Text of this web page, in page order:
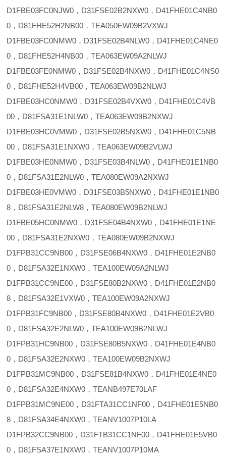
D1FBE03FC0NJW0，D31FSE02B2NXW0，D41FHE01C4NB0
0，D81FHE52H2NB00，TEA050EW09B2VXWJ
D1FBE03FC0NMW0，D31FSE02B4NLW0，D41FHE01C4NE0
0，D81FHE52H4NB00，TEA063EW09A2NLWJ
D1FBE03FE0NMW0，D31FSE02B4NXW0，D41FHE01C4NS0
0，D81FHE52H4VB00，TEA063EW09B2NLWJ
D1FBE03HC0NMW0，D31FSE02B4VXW0，D41FHE01C4VB
00，D81FSA31E1NLW0，TEA063EW09B2NXWJ
D1FBE03HC0VMW0，D31FSE02B5NXW0，D41FHE01C5NB
00，D81FSA31E1NXW0，TEA063EW09B2VLWJ
D1FBE03HE0NMW0，D31FSE03B4NLW0，D41FHE01E1NB0
0，D81FSA31E2NLW0，TEA080EW09A2NXWJ
D1FBE03HE0VMW0，D31FSE03B5NXW0，D41FHE01E1NB0
8，D81FSA31E2NLW8，TEA080EW09B2NLWJ
D1FBE05HC0NMW0，D31FSE04B4NXW0，D41FHE01E1NE
00，D81FSA31E2NXW0，TEA080EW09B2NXWJ
D1FPB31CC9NB00，D31FSE06B4NXW0，D41FHE01E2NB0
0，D81FSA32E1NXW0，TEA100EW09A2NLWJ
D1FPB31CC9NE00，D31FSE80B2NXW0，D41FHE01E2NB0
8，D81FSA32E1VXW0，TEA100EW09A2NXWJ
D1FPB31FC9NB00，D31FSE80B4NXW0，D41FHE01E2VB0
0，D81FSA32E2NLW0，TEA100EW09B2NLWJ
D1FPB31HC9NB00，D31FSE80B5NXW0，D41FHE01E4NB0
0，D81FSA32E2NXW0，TEA100EW09B2NXWJ
D1FPB31MC9NB00，D31FSE81B4NXW0，D41FHE01E4NE0
0，D81FSA32E4NXW0，TEANB497E70LAF
D1FPB31MC9NE00，D31FTA31CC1NF00，D41FHE01E5NB0
8，D81FSA34E4NXW0，TEANV1007P10LA
D1FPB32CC9NB00，D31FTB31CC1NF00，D41FHE01E5VB0
0，D81FSA37E1NXW0，TEANV1007P10MA